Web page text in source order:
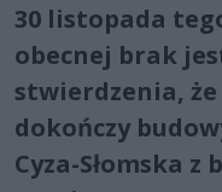
30 listopada
obecnej brak
stwierdzenia,
dokończy
Cyza-Słomska